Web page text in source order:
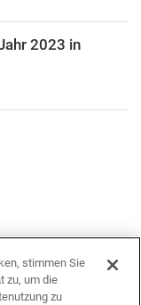
2023 in
stimmen Sie
zu, um die
zu